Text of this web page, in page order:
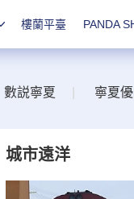
樓蘭平臺 PANDA
數説寧夏 寧夏
城市遠洋